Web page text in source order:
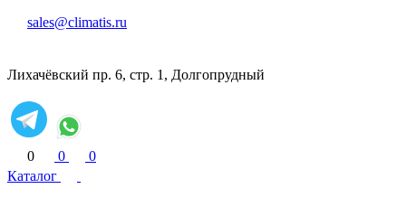
sales@climatis.ru
Лихачёвский пр. 6, стр. 1, Долгопрудный
0 0
0
Каталог